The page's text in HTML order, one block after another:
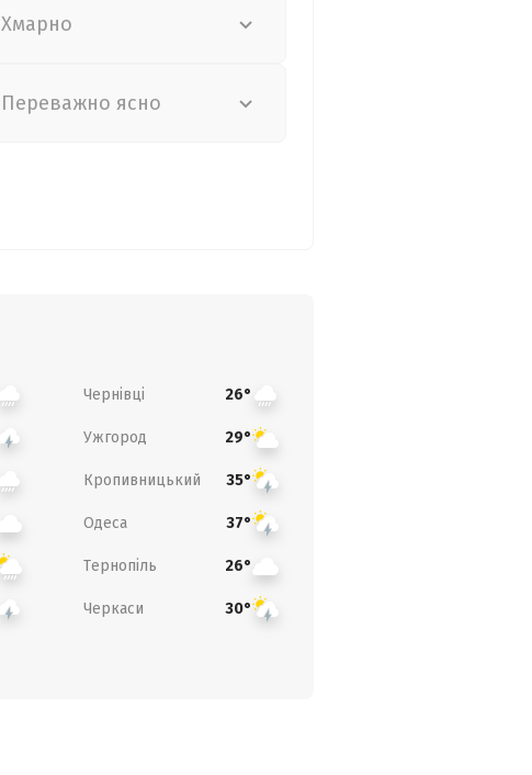
Хмарно
Переважно ясно
Чернівці 26°
Ужгород 29°
Кропивницький 35°
Одеса 37°
Тернопіль 26°
Черкаси 30°